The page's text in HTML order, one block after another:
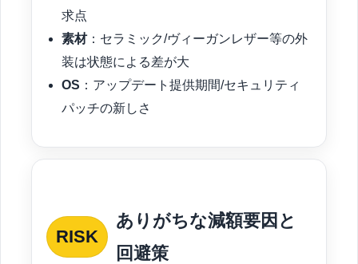
求点
素材：セラミック/ヴィーガンレザー等の外
装は状態による差が大
OS ：アップデート提供期間/セキュリティ
パッチの新しさ
RISK
ありがちな減額要因と
回避策